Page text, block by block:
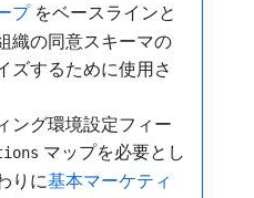
プ をベースラインと
織の同意スキーマの
ズするために使用さ
ング環境設定フィー
マップを必要とし
りに基本マーケティ